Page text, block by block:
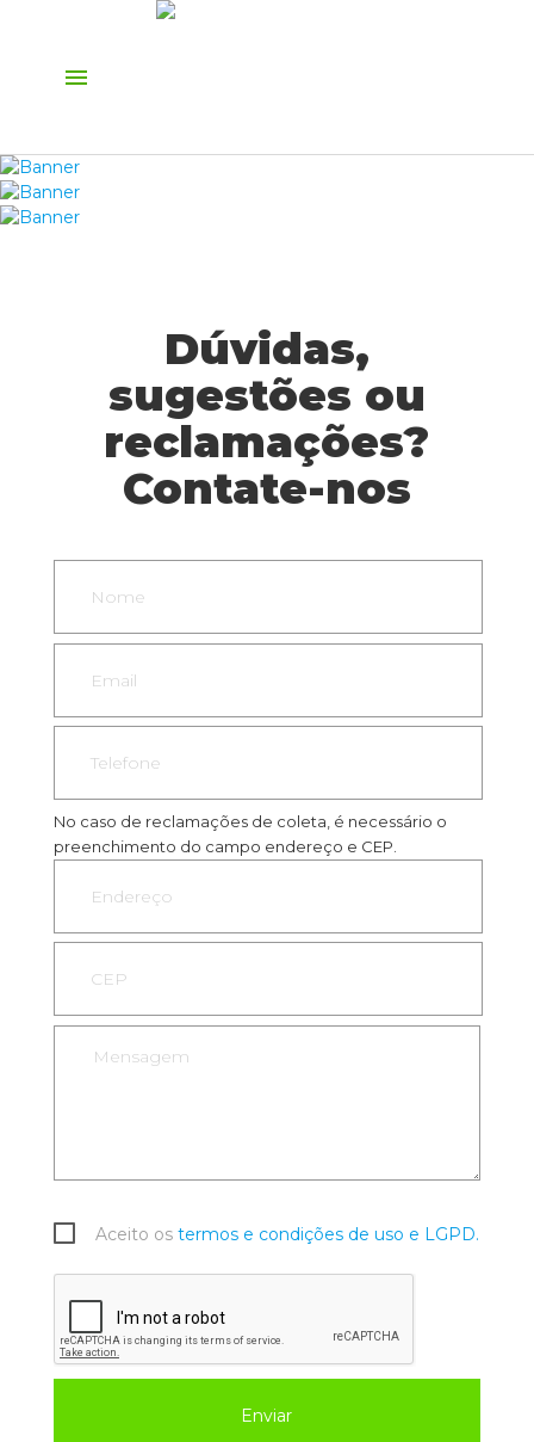
menu
Dúvidas,
sugestões ou
reclamações?
Contate-nos
No caso de reclamações de coleta, é necessário o
preenchimento do campo endereço e CEP.
Aceito os termos e condições de uso e LGPD.
Enviar